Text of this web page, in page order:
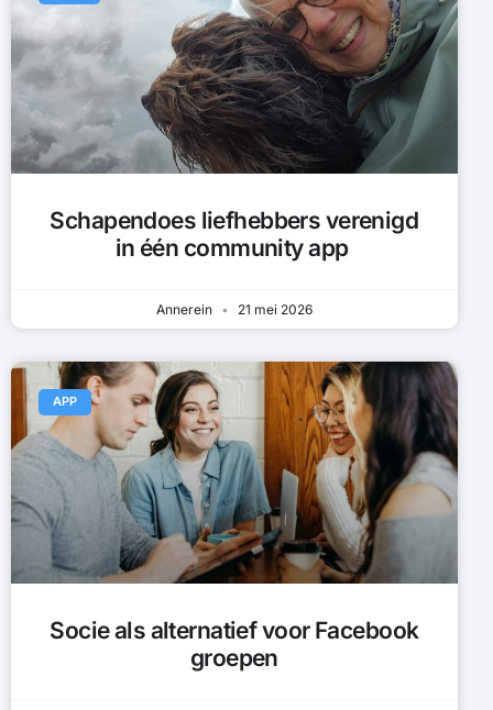
Schapendoes liefhebbers verenigd
in één community app
Annerein 21 mei 2026
APP
Socie als alternatief voor Facebook
groepen